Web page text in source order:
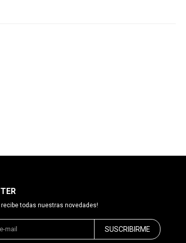
recibe todas nuestras novedades!
SUSCRIBIRME